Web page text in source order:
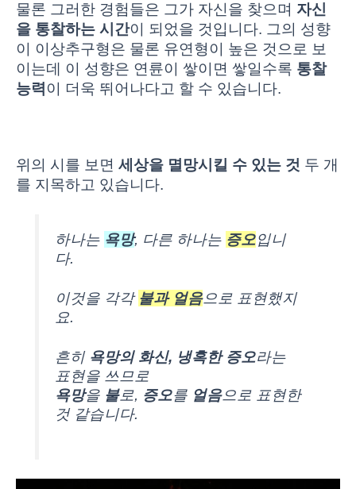
물론 그러한 경험들은 그가 자신을 찾으며 자신
을 통찰하는 시간이 되었을 것입니다. 그의 성향
이 이상추구형은 물론 유연형이 높은 것으로 보
이는데 이 성향은 연륜이 쌓이면 쌓일수록 통찰
능력 이 더욱 뛰어나다고 할 수 있습니다.
위의 시를 보면 세상을 멸망시킬 수 있는 것 두 개
를 지목하고 있습니다.
하나는 욕망, 다른 하나는 증오입니
다.
이것을 각각 불과 얼음으로 표현했지
요.
흔히 욕망의 화신, 냉혹한 증오라는
표현을 쓰므로
욕망을 불로, 증오를 얼음으로 표현한
것 같습니다.